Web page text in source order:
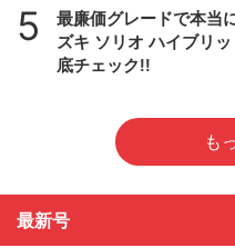
5
最廉価グレードで本
ズキ ソリオ ハイブリ
底チェック!!
も
最新号